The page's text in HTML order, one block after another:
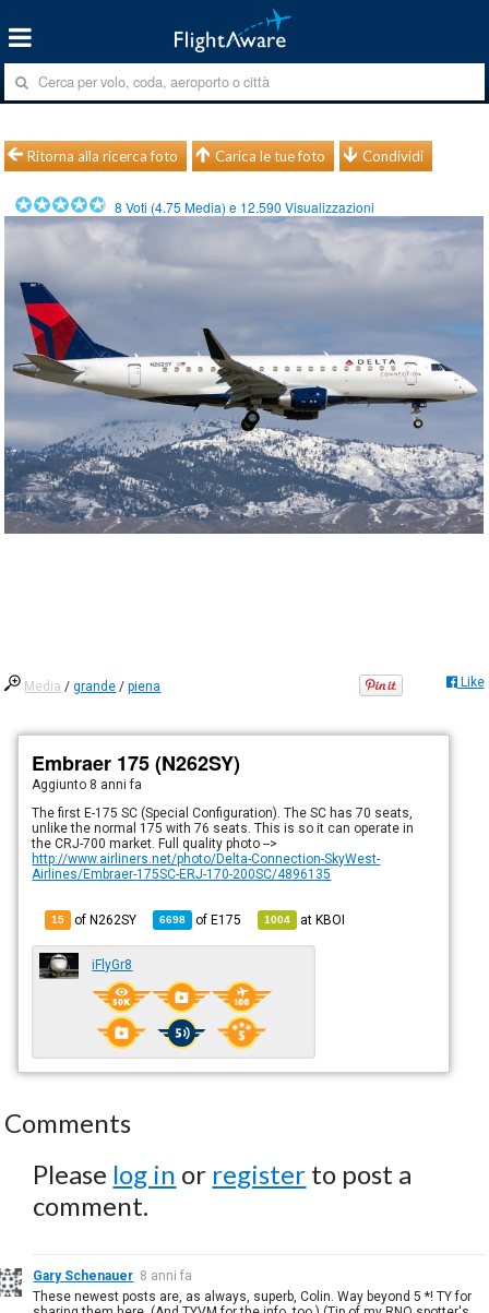
Ritorna alla ricerca foto Carica le tue foto Condividi
8 Voti (4.75 Media) e 12.590 Visualizzazioni
Media /grande /piena Like
Embraer 175 (N262SY)
Aggiunto 8 anni fa
The first E-175 SC (Special Configuration). The SC has 70 seats,
unlike the normal 175 with 76 seats. This is so it can operate in
the CRJ-700 market. Full quality photo -->
http://www.airliners.net/photo/Delta-Connection-SkyWest-
Airlines/Embraer-175SC-ERJ-170-200SC/4896135
15 of N262SY 6698 ofE175 1004 atKBOI
iFlyGr8
Comments
Please log in or register to post a
comment.
Gary Schenauer 8 anni fa
These newest posts are, as always, superb, Colin. Way beyond 5 *! TY for